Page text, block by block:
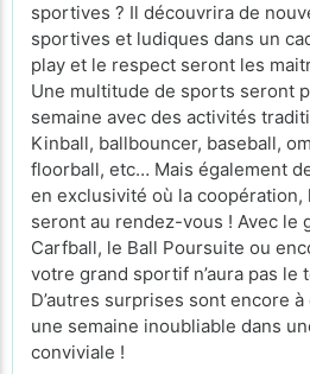
sportives ? Il découvrira de
sportives et ludiques dans un
play et le respect seront les
Une multitude de sports seront
semaine avec des activités
Kinball, ballbouncer, baseball,
floorball, etc… Mais également
en exclusivité où la coopération,
seront au rendez-vous ! Avec le
Carfball, le Ball Poursuite ou
votre grand sportif n’aura pas le
D’autres surprises sont encore
une semaine inoubliable dans
conviviale !